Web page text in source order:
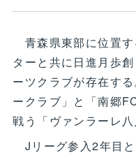
青森県東部に位置
ターと共に日進月歩
ーツクラブが存在す
ークラブ」と「南郷
戦う「ヴァンラーレ八
Jリーグ参入2年目